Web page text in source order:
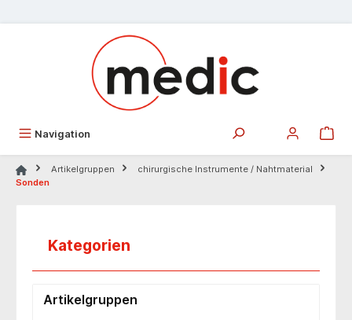
Navigation
Artikelgruppen
chirurgische Instrumente / Nahtmaterial
Sonden
Kategorien
Artikelgruppen